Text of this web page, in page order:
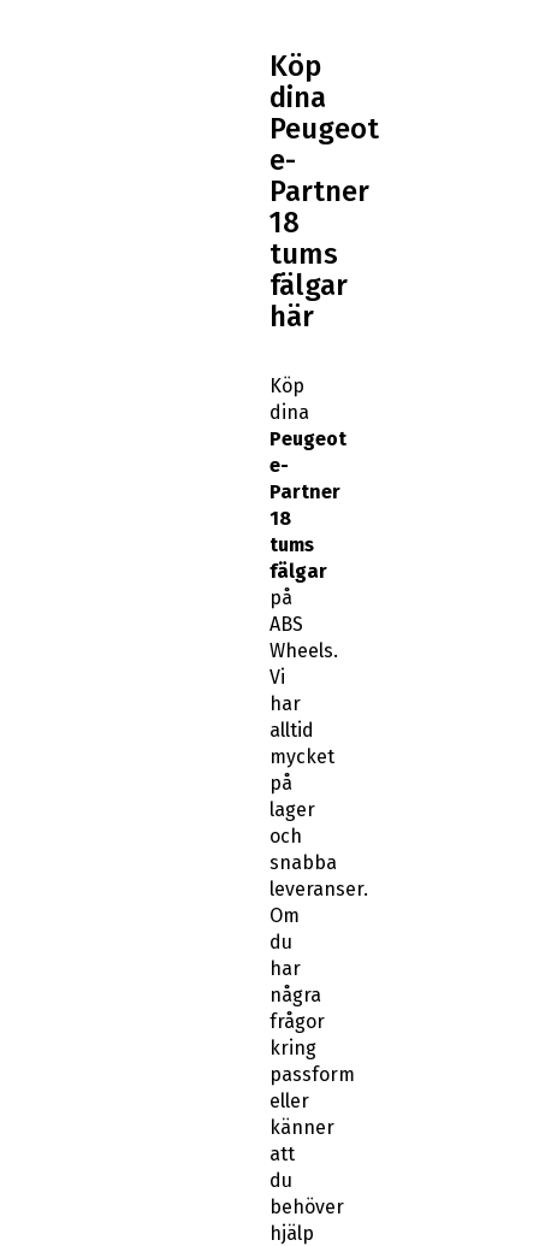
Köp
dina
Peugeot
e-
Partner
18
tums
fälgar
här
Köp
dina
Peugeot
e-
Partner
18
tums
fälgar
på
ABS
Wheels.
Vi
har
alltid
mycket
på
lager
och
snabba
leveranser.
Om
du
har
några
frågor
kring
passform
eller
känner
att
du
behöver
hjälp